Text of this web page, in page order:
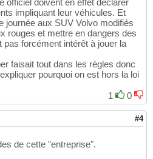
officiel doivent en effet déclarer
impliquant leur véhicules. Et
journée aux SUV Volvo modifiés
rouges et mettre en dangers des
forcément intérêt à jouer la
faisait tout dans les règles donc
pourquoi on est hors la loi
1
0
#4
de cette "entreprise".